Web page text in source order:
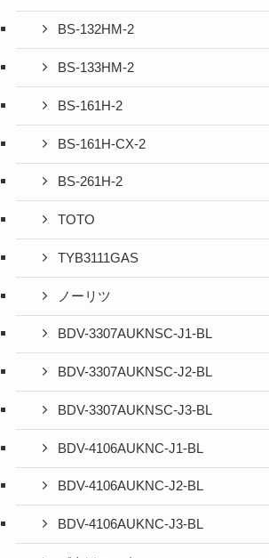
BS-132HM-2
BS-133HM-2
BS-161H-2
BS-161H-CX-2
BS-261H-2
TOTO
TYB3111GAS
ノーリツ
BDV-3307AUKNSC-J1-BL
BDV-3307AUKNSC-J2-BL
BDV-3307AUKNSC-J3-BL
BDV-4106AUKNC-J1-BL
BDV-4106AUKNC-J2-BL
BDV-4106AUKNC-J3-BL